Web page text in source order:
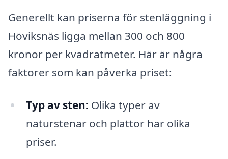
Generellt kan priserna för stenläggning i
Höviksnäs ligga mellan 300 och 800
kronor per kvadratmeter. Här är några
faktorer som kan påverka priset:
Typ av sten: Olika typer av
naturstenar och plattor har olika
priser.